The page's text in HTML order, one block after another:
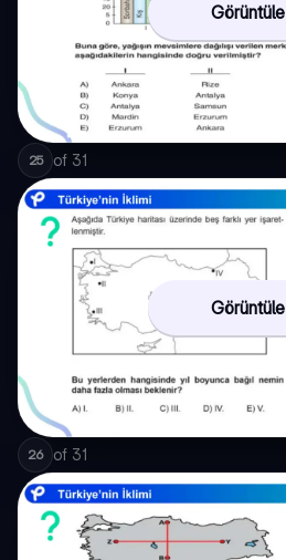
Görüntüle
25 of 31
Görüntüle
26 of 31